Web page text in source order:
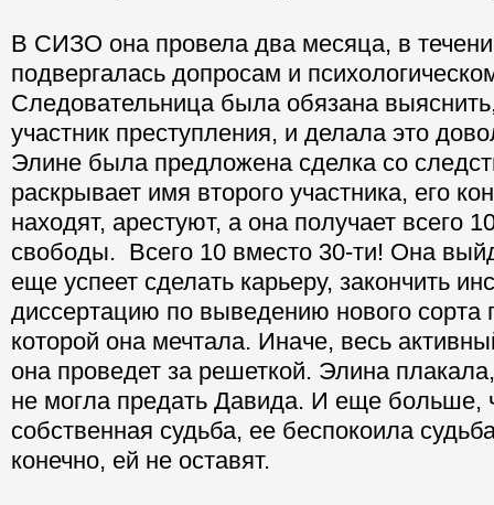
В СИЗО она провела два месяца, в
подвергалась допросам и
Следовательница была обязана
участник преступления, и делала это
Элине была предложена сделка со
раскрывает имя второго участника, его
находят, арестуют, а она получает всего
свободы. Всего 10 вместо 30-ти! Она
еще успеет сделать карьеру, закончить
диссертацию по выведению нового
которой она мечтала. Иначе, весь
она проведет за решеткой. Элина
не могла предать Давида. И еще больше,
собственная судьба, ее беспокоила
конечно, ей не оставят.